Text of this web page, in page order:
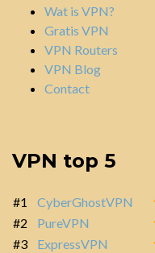
Wat is VPN?
Gratis VPN
VPN Routers
VPN Blog
Contact
VPN top 5
#1 CyberGhostVPN
#2
PureVPN
#3
ExpressVPN